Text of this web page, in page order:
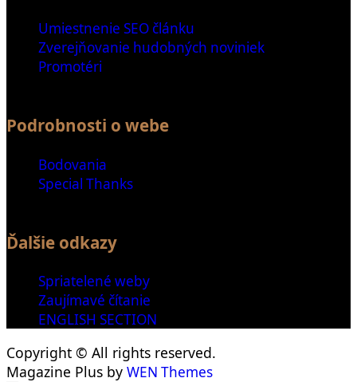
Umiestnenie SEO článku
Zverejňovanie hudobných noviniek
Promotéri
Podrobnosti o webe
Bodovania
Special Thanks
Ďalšie odkazy
Spriatelené weby
Zaujímavé čítanie
ENGLISH SECTION
Copyright © All rights reserved.
Magazine Plus by WEN Themes